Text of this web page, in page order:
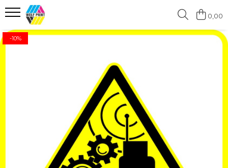
Produse Categorii
Stickere pentru Produse Bio &
Stickere personalizate printate
Stickere educationale
Stickere decorative
Stickere personalizate
0,00
-10%